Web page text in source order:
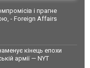
і прагне
- Foreign Affairs
кінець епохи
армії — NYT